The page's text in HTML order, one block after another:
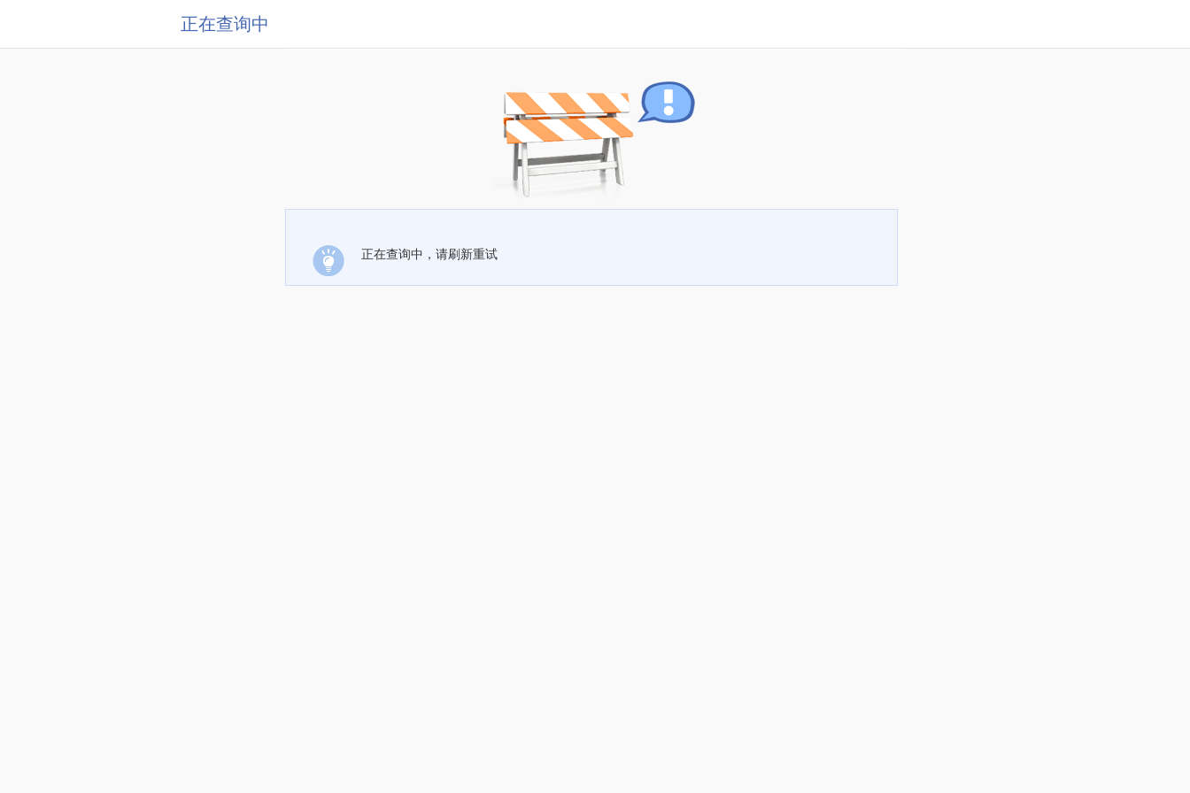
正在查询中
正在查询中，请刷新重试